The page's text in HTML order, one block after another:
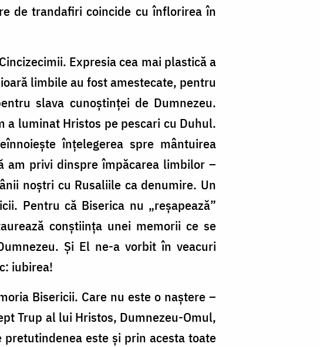
de trandafiri coincide cu înflorirea în
Expresia cea mai plastică a
limbile au fost amestecate, pentru
slava cunoștinței de Dumnezeu.
a luminat Hristos pe pescari cu Duhul.
înțelegerea spre mântuirea
am privi dinspre împăcarea limbilor –
noștri cu Rusaliile ca denumire. Un
Pentru că Biserica nu „reșapează”
conștiința unei memorii ce se
Și El ne-a vorbit în veacuri
iubirea!
Bisericii. Care nu este o naștere –
Trup al lui Hristos, Dumnezeu-Omul,
este și prin acesta toate